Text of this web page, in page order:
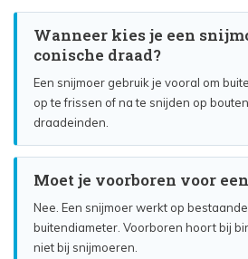
Wanneer kies je een
conische draad?
Een snijmoer gebruik je vooral om
op te frissen of na te snijden op
draadeinden.
Moet je voorboren voor
Nee. Een snijmoer werkt op
buitendiameter. Voorboren hoort bij
niet bij snijmoeren.